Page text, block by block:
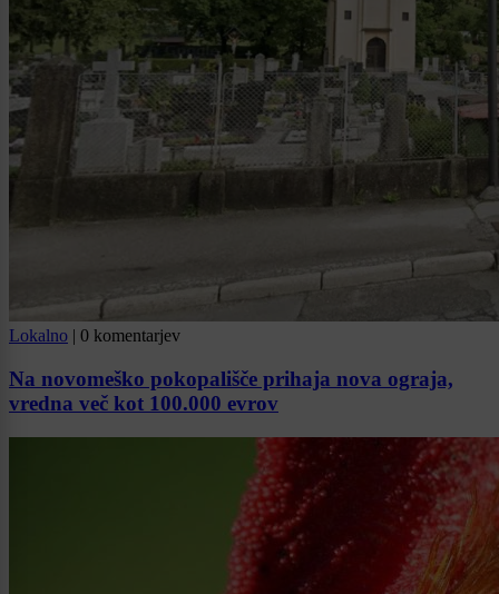
Lokalno | 0 komentarjev
Na novomeško pokopališče prihaja nova ograja,
vredna več kot 100.000 evrov